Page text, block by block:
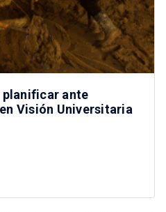
planificar ante
Visión Universitaria